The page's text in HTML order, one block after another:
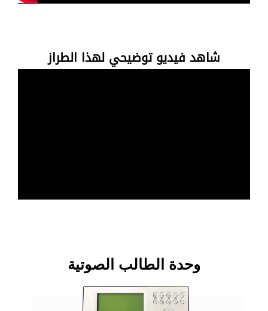
شاهد فيديو توضيحي لهذا الطراز
وحدة الطالب الصوتية